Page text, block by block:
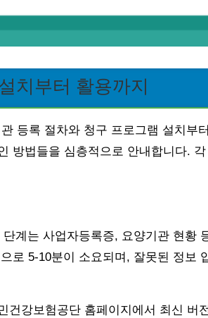
치부터 활용까지
등록 절차와 청구 프로그램 설치부
방법들을 심층적으로 안내합니다.
계는 사업자등록증, 요양기관 현황
로 5-10분이 소요되며, 잘못된 정보
건강보험공단 홈페이지에서 최신 버